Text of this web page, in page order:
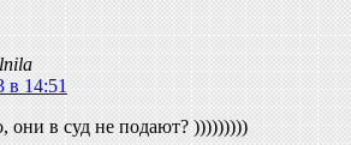
в 14:51
они в суд не подают? )))))))))